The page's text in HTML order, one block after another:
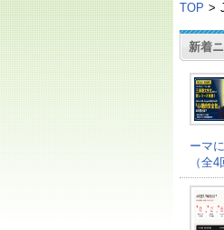
TOP >
新着
ーマ
（全